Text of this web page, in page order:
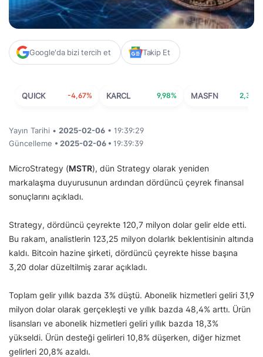
Google'da bizi tercih et Takip Et
QUICK -4,67% KARCL 9,98% MASFN 2,34%
Yayın Tarihi • 2025-02-06 • 19:39:29
Güncelleme • 2025-02-06 • 19:39:39
MicroStrategy (MSTR), dün Strategy olarak yeniden
markalaşma duyurusunun ardından dördüncü çeyrek finansal
sonuçlarını açıkladı.
Strategy, dördüncü çeyrekte 120,7 milyon dolar gelir elde etti.
Bu rakam, analistlerin 123,25 milyon dolarlık beklentisinin altında
kaldı. Bitcoin hazine şirketi, dördüncü çeyrekte hisse başına
3,20 dolar düzeltilmiş zarar açıkladı.
Toplam gelir yıllık bazda 3% düştü. Abonelik hizmetleri geliri 31,9
milyon dolar olarak gerçekleşti ve yıllık bazda 48,4% arttı. Ürün
lisansları ve abonelik hizmetleri geliri yıllık bazda 18,3%
yükseldi. Ürün desteği gelirleri 10,8% düşerken, diğer hizmet
gelirleri 20,8% azaldı.